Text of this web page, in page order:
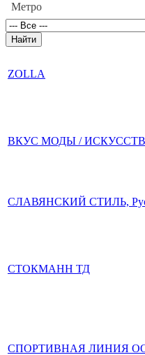
Метро
ZOLLA
ВКУС МОДЫ /
СЛАВЯНСКИЙ СТИЛЬ,
СТОКМАНН ТД
СПОРТИВНАЯ ЛИНИЯ